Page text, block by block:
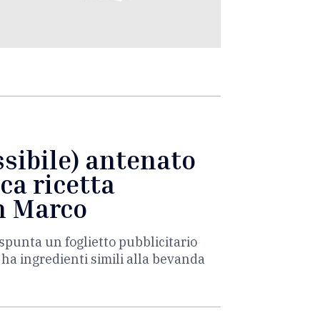
antenato
ricetta
Marco
un foglietto pubblicitario
ingredienti simili alla bevanda